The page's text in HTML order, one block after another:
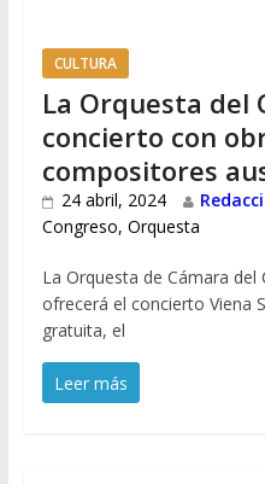
CULTURA
La Orquesta del
concierto con
compositores
24 abril, 2024
Congreso, Orquesta
La Orquesta de Cámara
ofrecerá el concierto Viena
gratuita, el
Leer más